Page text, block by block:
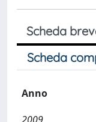
Scheda
Scheda
Anno